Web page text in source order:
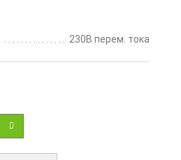
230В перем. тока